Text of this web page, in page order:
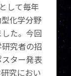
して毎年
化学分野
た。今回
究者の招
ター発表
究におい